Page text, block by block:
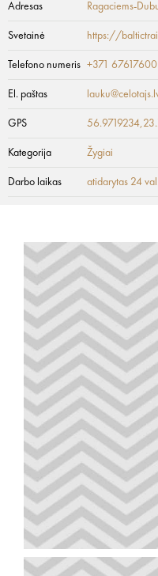
Adresas Ragaciems-
Svetainė https://
Telefono numeris +371 67617600
El. paštas
GPS
Kategorija Žygiai
Darbo laikas atidarytas 24